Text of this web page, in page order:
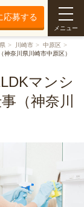
応募する
メニュー
川崎市
中原区
奈川県川崎市中原区）
マンシ
（神奈川